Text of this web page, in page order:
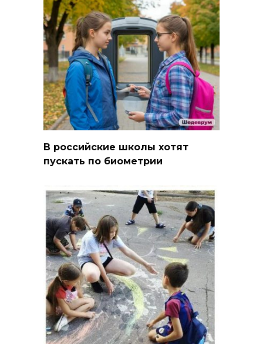
В российские школы хотят
пускать по биометрии